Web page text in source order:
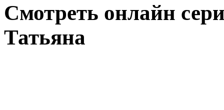
Смотреть онлайн
Татьяна